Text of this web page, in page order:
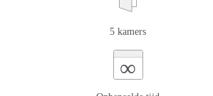
5 kamers
∞